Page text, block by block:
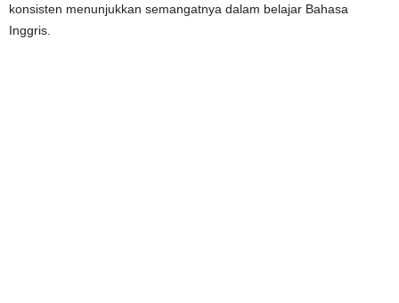
konsisten menunjukkan semangatnya dalam belajar Bahasa
Inggris.